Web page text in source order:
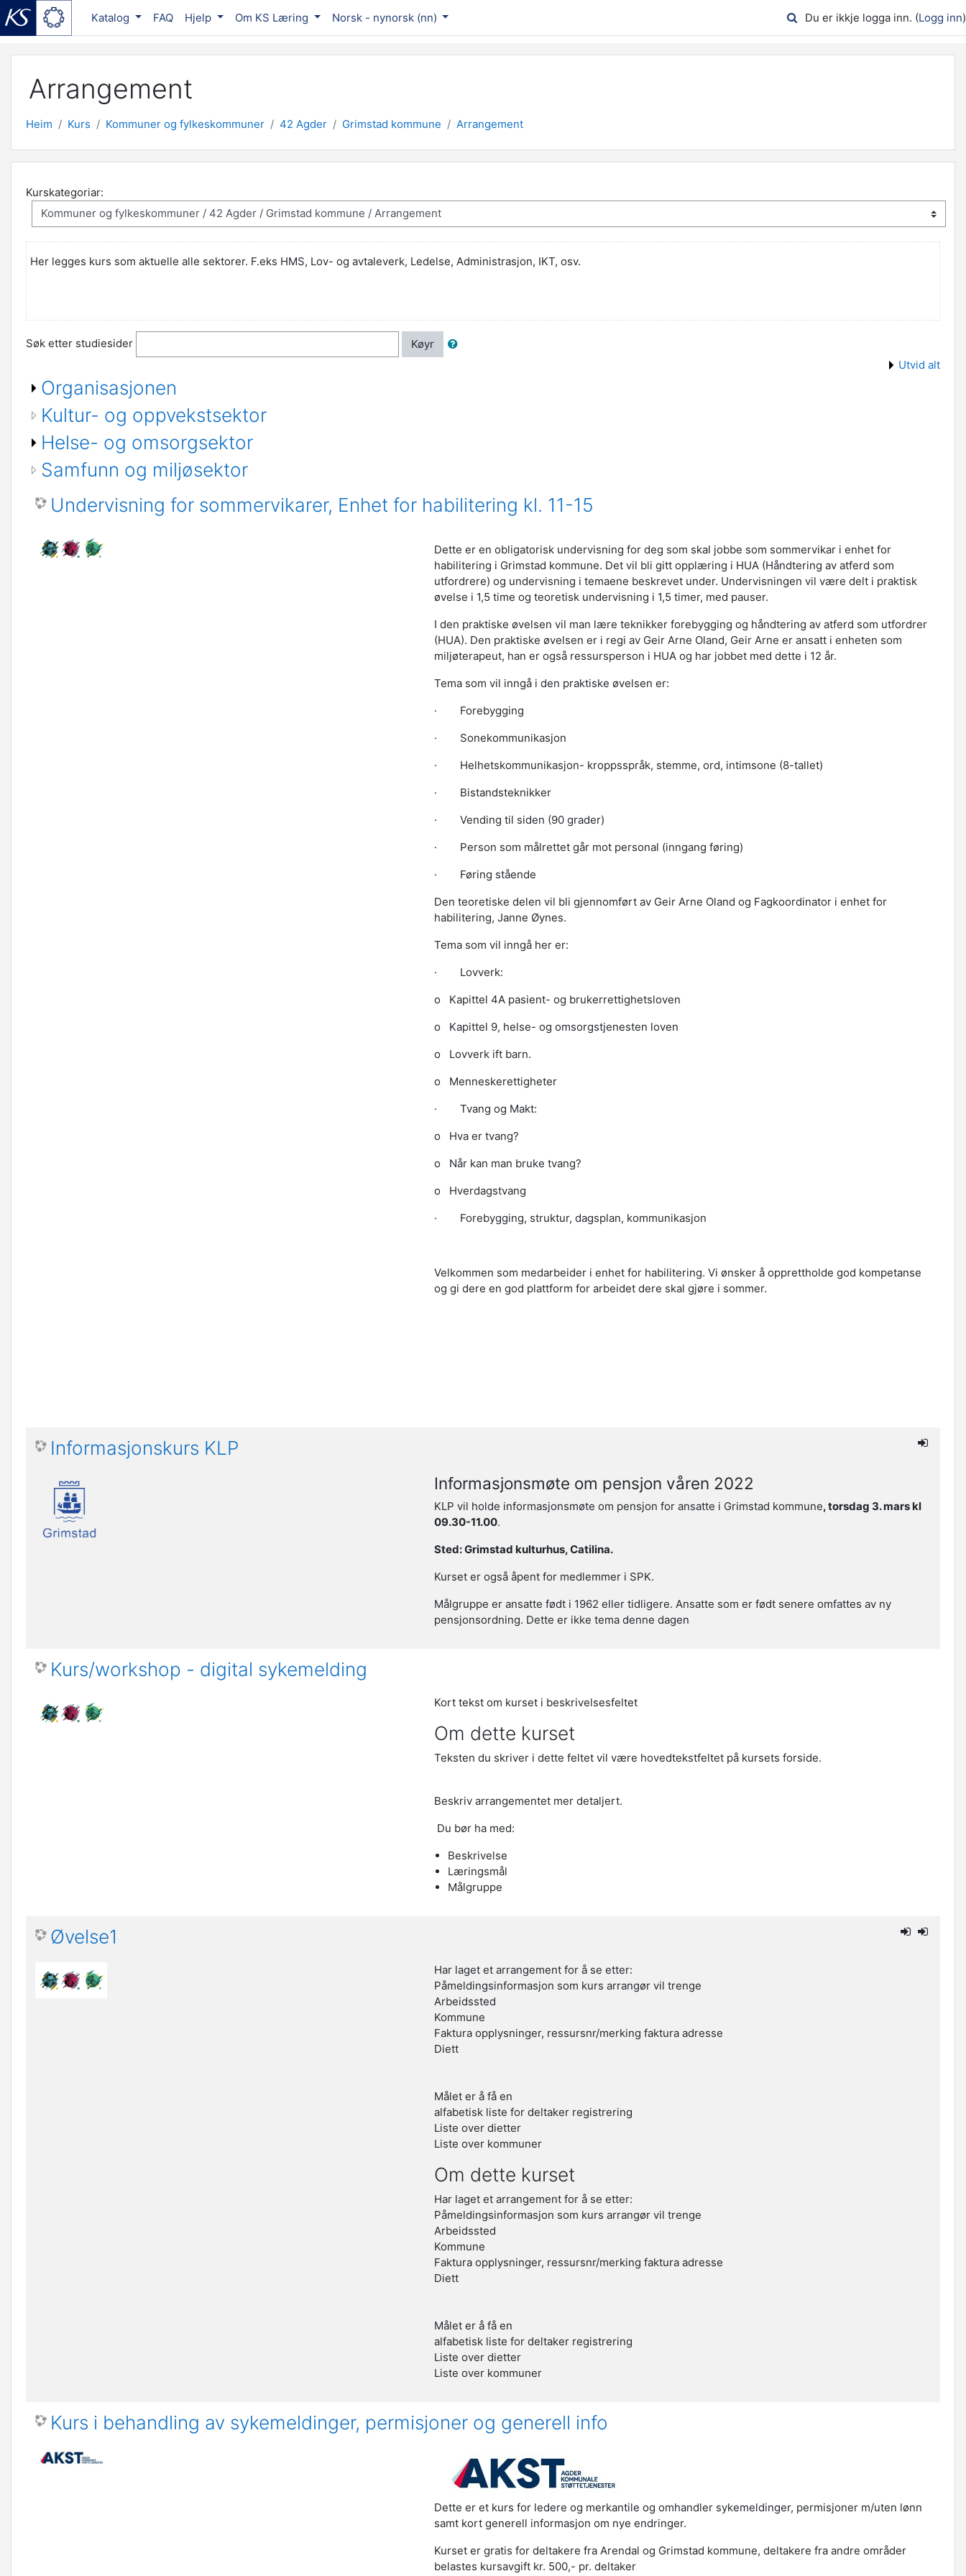
Katalog FAQ Hjelp Om KS Læring Norsk - nynorsk ‎(nn)‎ Du er ikkje logga inn. (Logg inn)
Arrangement
Heim Kurs Kommuner og fylkeskommuner 42 Agder Grimstad kommune Arrangement
Kurskategoriar:
Her legges kurs som aktuelle alle sektorer. F.eks HMS, Lov- og avtaleverk, Ledelse, Administrasjon, IKT, osv.
Søk etter studiesider
Køyr
Utvid alt
Organisasjonen
Kultur- og oppvekstsektor
Helse- og omsorgsektor
Samfunn og miljøsektor
Undervisning for sommervikarer, Enhet for habilitering kl. 11-15
Dette er en obligatorisk undervisning for deg som skal jobbe som sommervikar i enhet for
habilitering i Grimstad kommune. Det vil bli gitt opplæring i HUA (Håndtering av atferd som
utfordrere) og undervisning i temaene beskrevet under. Undervisningen vil være delt i praktisk
øvelse i 1,5 time og teoretisk undervisning i 1,5 timer, med pauser.
I den praktiske øvelsen vil man lære teknikker forebygging og håndtering av atferd som utfordrer
(HUA). Den praktiske øvelsen er i regi av Geir Arne Oland, Geir Arne er ansatt i enheten som
miljøterapeut, han er også ressursperson i HUA og har jobbet med dette i 12 år.
Tema som vil inngå i den praktiske øvelsen er:
· Forebygging
· Sonekommunikasjon
· Helhetskommunikasjon- kroppsspråk, stemme, ord, intimsone (8-tallet)
· Bistandsteknikker
·Vending til siden (90 grader)
· Person som målrettet går mot personal (inngang føring)
· Føring stående
Den teoretiske delen vil bli gjennomført av Geir Arne Oland og Fagkoordinator i enhet for
habilitering, Janne Øynes.
Tema som vil inngå her er:
· Lovverk:
o Kapittel 4A pasient- og brukerrettighetsloven
o Kapittel 9, helse- og omsorgstjenesten loven
o Lovverk ift barn.
o Menneskerettigheter
·Tvang og Makt:
o Hva er tvang?
o Når kan man bruke tvang?
o Hverdagstvang
· Forebygging, struktur, dagsplan, kommunikasjon
Velkommen som medarbeider i enhet for habilitering. Vi ønsker å opprettholde god kompetanse
og gi dere en god plattform for arbeidet dere skal gjøre i sommer.
Informasjonskurs KLP
Informasjonsmøte om pensjon våren 2022
KLP vil holde informasjonsmøte om pensjon for ansatte i Grimstad kommune, torsdag 3. mars kl
09.30-11.00.
Sted: Grimstad kulturhus, Catilina.
Kurset er også åpent for medlemmer i SPK.
Målgruppe er ansatte født i 1962 eller tidligere. Ansatte som er født senere omfattes av ny
pensjonsordning. Dette er ikke tema denne dagen
Kurs/workshop - digital sykemelding
Kort tekst om kurset i beskrivelsesfeltet
Om dette kurset
Teksten du skriver i dette feltet vil være hovedtekstfeltet på kursets forside.
Beskriv arrangementet mer detaljert.
Du bør ha med:
Beskrivelse
Læringsmål
Målgruppe
Øvelse1
Har laget et arrangement for å se etter:
Påmeldingsinformasjon som kurs arrangør vil trenge
Arbeidssted
Kommune
Faktura opplysninger, ressursnr/merking faktura adresse
Diett
Målet er å få en
alfabetisk liste for deltaker registrering
Liste over dietter
Liste over kommuner
Om dette kurset
Har laget et arrangement for å se etter:
Påmeldingsinformasjon som kurs arrangør vil trenge
Arbeidssted
Kommune
Faktura opplysninger, ressursnr/merking faktura adresse
Diett
Målet er å få en
alfabetisk liste for deltaker registrering
Liste over dietter
Liste over kommuner
Kurs i behandling av sykemeldinger, permisjoner og generell info
Dette er et kurs for ledere og merkantile og omhandler sykemeldinger, permisjoner m/uten lønn
samt kort generell informasjon om nye endringer.
Kurset er gratis for deltakere fra Arendal og Grimstad kommune, deltakere fra andre områder
belastes kursavgift kr. 500,- pr. deltaker